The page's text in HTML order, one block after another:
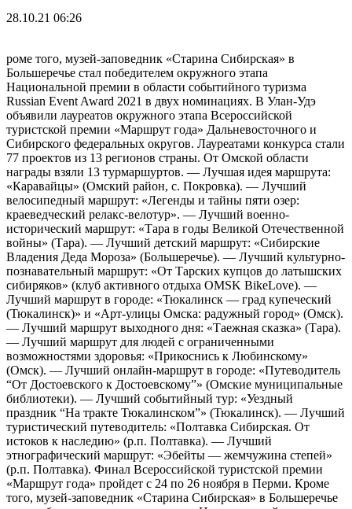
28.10.21 06:26
роме того, музей-заповедник «Старина Сибирская» в
Большеречье стал победителем окружного этапа
Национальной премии в области событийного туризма
Russian Event Award 2021 в двух номинациях. В Улан-Удэ
объявили лауреатов окружного этапа Всероссийской
туристской премии «Маршрут года» Дальневосточного и
Сибирского федеральных округов. Лауреатами конкурса стали
77 проектов из 13 регионов страны. От Омской области
награды взяли 13 турмаршуртов. — Лучшая идея маршрута:
«Каравайцы» (Омский район, с. Покровка). — Лучший
велосипедный маршрут: «Легенды и тайны пяти озер:
краеведческий релакс-велотур». — Лучший военно-
исторический маршрут: «Тара в годы Великой Отечественной
войны» (Тара). — Лучший детский маршрут: «Сибирские
Владения Деда Мороза» (Большеречье). — Лучший культурно-
познавательный маршрут: «От Тарских купцов до латышских
сибиряков» (клуб активного отдыха OMSK BikeLove). —
Лучший маршрут в городе: «Тюкалинск — град купеческий
(Тюкалинск)» и «Арт-улицы Омска: радужный город» (Омск).
— Лучший маршрут выходного дня: «Таежная сказка» (Тара).
— Лучший маршрут для людей с ограниченными
возможностями здоровья: «Прикоснись к Любинскому»
(Омск). — Лучший онлайн-маршрут в городе: «Путеводитель
“От Достоевского к Достоевскому”» (Омские муниципальные
библиотеки). — Лучший событийный тур: «Уездный
праздник “На тракте Тюкалинском”» (Тюкалинск). — Лучший
туристический путеводитель: «Полтавка Сибирская. От
истоков к наследию» (р.п. Полтавка). — Лучший
этнографический маршрут: «Эбейты — жемчужина степей»
(р.п. Полтавка). Финал Всероссийской туристской премии
«Маршрут года» пройдет с 24 по 26 ноября в Перми. Кроме
того, музей-заповедник «Старина Сибирская» в Большеречье